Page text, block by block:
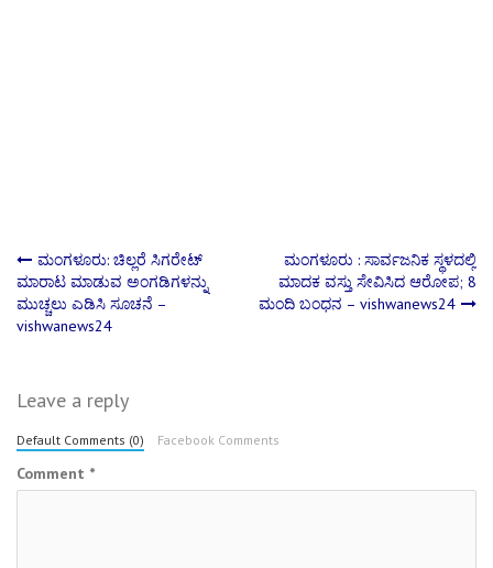
Post
navigation
ಮಂಗಳೂರು: ಚಿಲ್ಲರೆ ಸಿಗರೇಟ್‌
ಮಾರಾಟ ಮಾಡುವ ಅಂಗಡಿಗಳನ್ನು
ಮುಚ್ಚಲು ಎಡಿಸಿ ಸೂಚನೆ –
vishwanews24
ಮಂಗಳೂರು : ಸಾರ್ವಜನಿಕ ಸ್ಥಳದಲ್ಲಿ
ಮಾದಕ ವಸ್ತು ಸೇವಿಸಿದ ಆರೋಪ; 8
ಮಂದಿ ಬಂಧನ – vishwanews24
Leave a reply
Default Comments (0) Facebook Comments
Comment *